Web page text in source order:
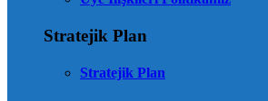
Stratejik Plan
Stratejik Plan